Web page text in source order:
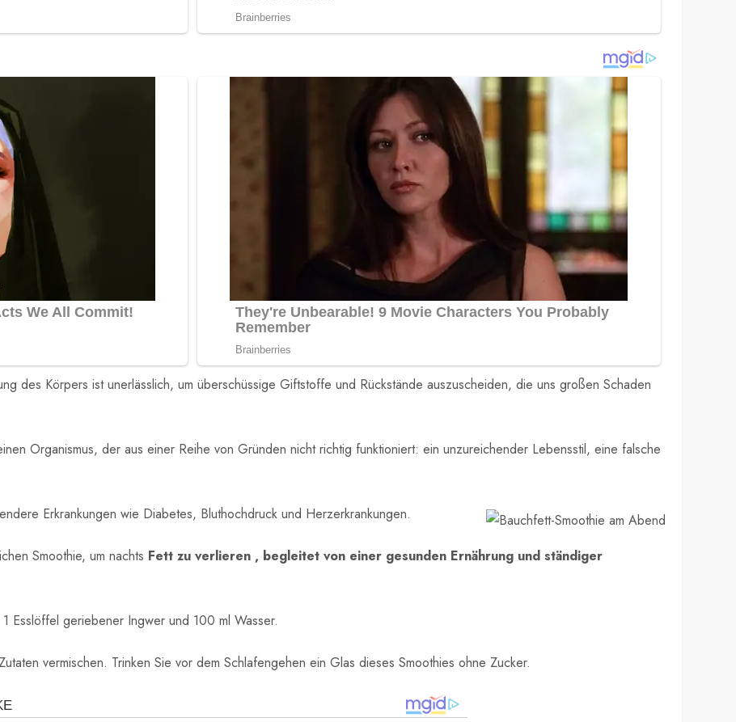
des Körpers ist unerlässlich, um überschüssige Giftstoffe und Rückstände auszuscheiden, die uns großen Schaden
Organismus, der aus einer Reihe von Gründen nicht richtig funktioniert: ein unzureichender Lebensstil, eine falsche
Erkrankungen wie Diabetes, Bluthochdruck und Herzerkrankungen.
Smoothie, um nachts Fett zu verlieren , begleitet von einer gesunden Ernährung und ständiger
Esslöffel geriebener Ingwer und 100 ml Wasser.
vermischen. Trinken Sie vor dem Schlafengehen ein Glas dieses Smoothies ohne Zucker.